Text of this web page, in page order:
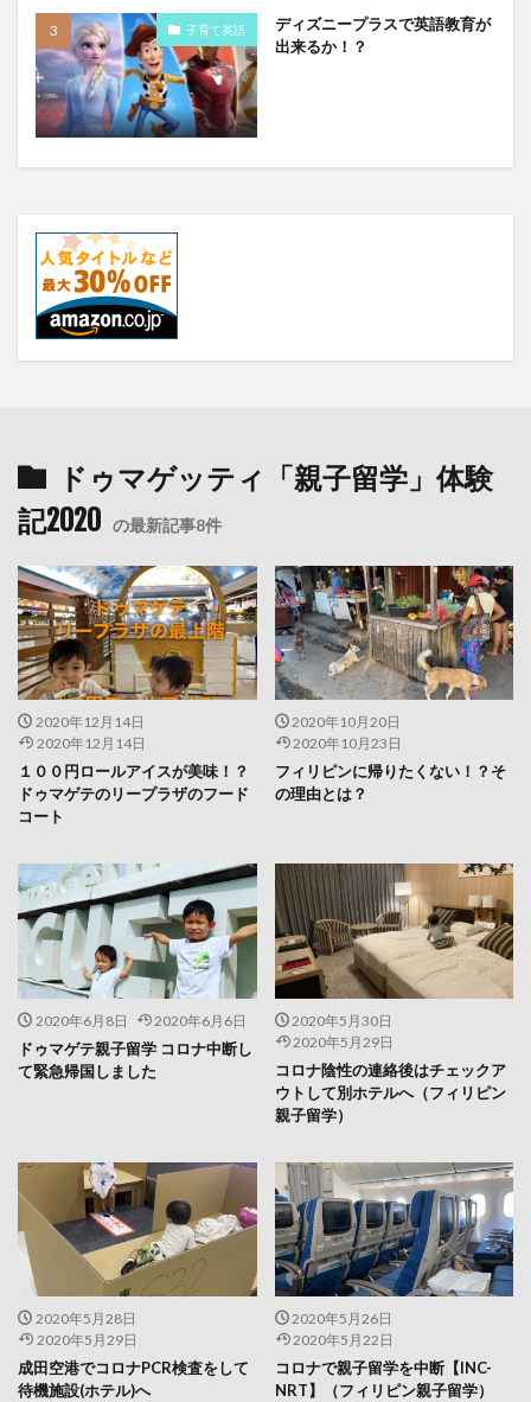
子育て英語
ディズニープラスで英語教育が
出来るか！？
ドゥマゲッティ「親子留学」体験
記2020 の最新記事8件
2020年12月14日
2020年12月14日
１００円ロールアイスが美味！？
ドゥマゲテのリープラザのフード
コート
2020年10月20日
2020年10月23日
フィリピンに帰りたくない！？そ
の理由とは？
2020年6月8日 2020年6月6日
ドゥマゲテ親子留学 コロナ中断し
て緊急帰国しました
2020年5月30日
2020年5月29日
コロナ陰性の連絡後はチェックア
ウトして別ホテルへ（フィリピン
親子留学）
2020年5月28日
2020年5月29日
成田空港でコロナPCR検査をして
待機施設(ホテル)へ
2020年5月26日
2020年5月22日
コロナで親子留学を中断【INC-
NRT】（フィリピン親子留学）